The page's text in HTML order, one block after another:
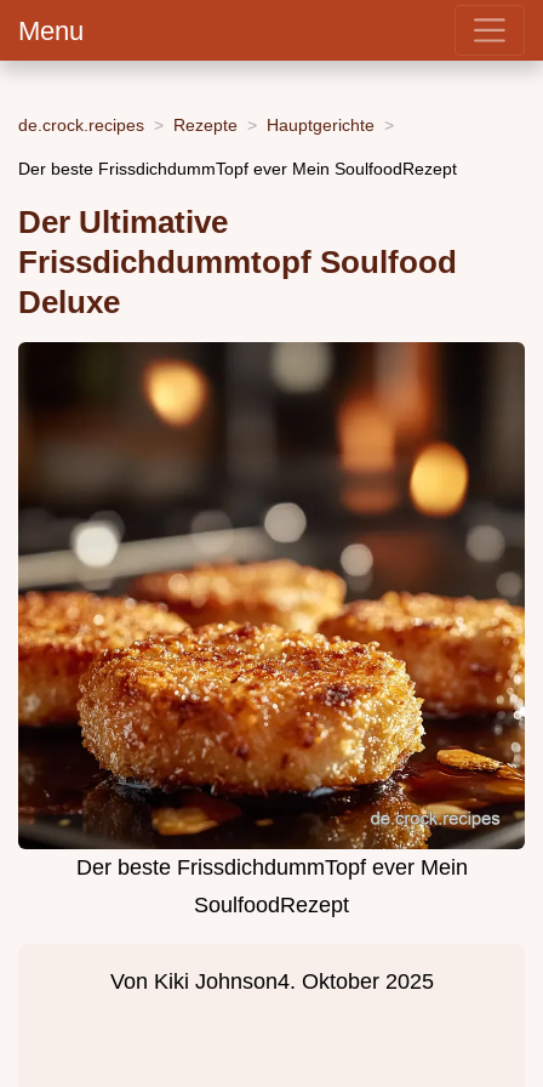
Menu
de.crock.recipes Rezepte Hauptgerichte
Der beste FrissdichdummTopf ever Mein SoulfoodRezept
Der Ultimative
Frissdichdummtopf Soulfood
Deluxe
Der beste FrissdichdummTopf ever Mein
SoulfoodRezept
Von Kiki Johnson4. Oktober 2025